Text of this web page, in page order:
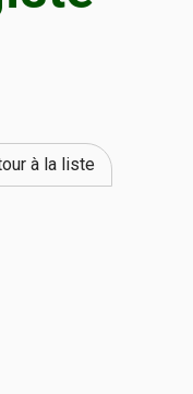
à la liste